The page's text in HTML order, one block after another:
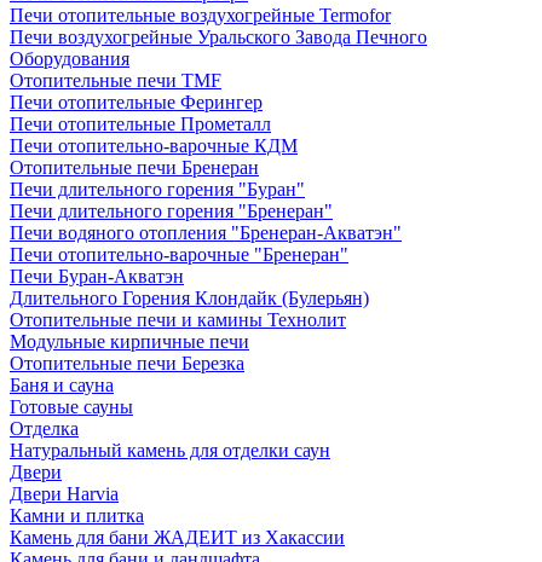
Печи отопительные воздухогрейные Termofor
Печи воздухогрейные Уральского Завода Печного
Оборудования
Отопительные печи TMF
Печи отопительные Ферингер
Печи отопительные Прометалл
Печи отопительно-варочные КДМ
Отопительные печи Бренеран
Печи длительного горения "Буран"
Печи длительного горения "Бренеран"
Печи водяного отопления "Бренеран-Акватэн"
Печи отопительно-варочные "Бренеран"
Печи Буран-Акватэн
Длительного Горения Клондайк (Булерьян)
Отопительные печи и камины Технолит
Модульные кирпичные печи
Отопительные печи Березка
Баня и сауна
Готовые сауны
Отделка
Натуральный камень для отделки саун
Двери
Двери Harvia
Камни и плитка
Камень для бани ЖАДЕИТ из Хакассии